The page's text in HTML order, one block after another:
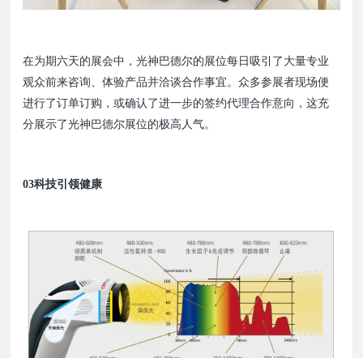
在为期六天的展会中，光神巴德尔的展位每日吸引了大量专业
观众前来咨询、体验产品并洽谈合作事宜。众多参展者现场便
进行了订单订购，或确认了进一步的签约代理合作意向，这充
分展示了光神巴德尔展位的极高人气。
03科技引领健康